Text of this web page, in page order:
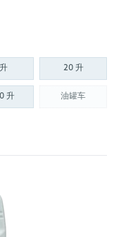
20 升
升 油罐车
(Not